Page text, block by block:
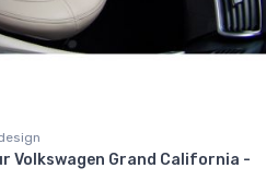
Volkswagen Grand California -